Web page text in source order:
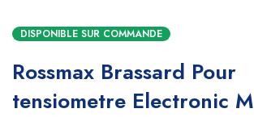
DISPONIBLE SUR COMMANDE
Rossmax Brassard Pour
tensiometre Electronic M